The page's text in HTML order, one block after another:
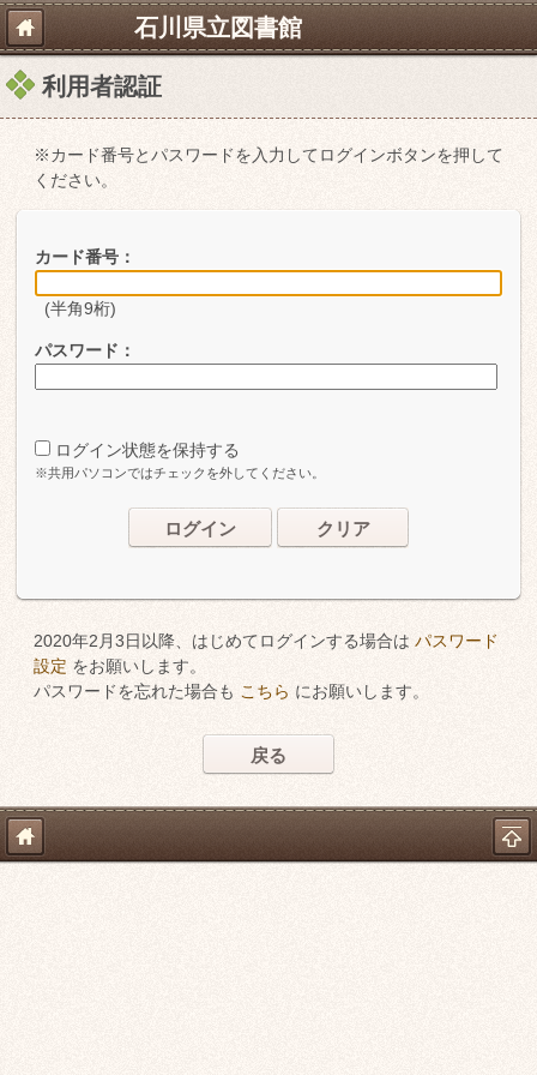
石川県立図書館
利用者認証
※カード番号とパスワードを入力してログインボタンを押して
ください。
カード番号：
(半角9桁)
パスワード：
ログイン状態を保持する
※共用パソコンではチェックを外してください。
ログイン クリア
2020年2月3日以降、はじめてログインする場合は パスワード
設定 をお願いします。
パスワードを忘れた場合も こちら にお願いします。
戻る